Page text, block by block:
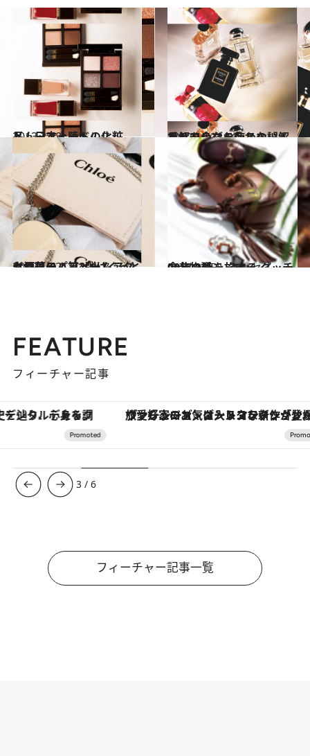
2013.2.18
トム・フォードの化粧品、日本上陸!!
ビューティ＆ヘルス 2012.10.22
香りを今なお使わない人へ。フレグランスの誤解を解く
ビューティ＆ヘルス
2012.10.21
クロエのパフュームアクセサリー、第2弾はぐっとお洒落に！
ビューティ＆ヘルス 2011.11.5
90年の時を旅する グッチ今昔物語
コミック ＆ エッセイ
FEATURE
フィーチャー記事
ヴァシュロン・コンスタンタン「オーヴァーシーズ・オートマティック」。旅愛好家のお気に入りコレクションから、ジェンダーレスな新作が登場
3 /6
フィーチャー記事一覧